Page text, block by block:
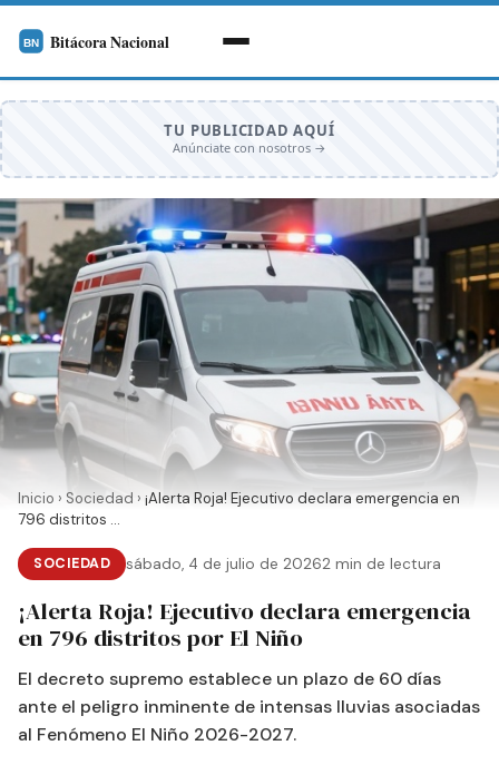
TU PUBLICIDAD AQUÍ
Anúnciate con nosotros →
Inicio › Sociedad › ¡Alerta Roja! Ejecutivo declara emergencia en
796 distritos ...
SOCIEDAD sábado, 4 de julio de 20262 min de lectura
¡Alerta Roja! Ejecutivo declara emergencia
en 796 distritos por El Niño
El decreto supremo establece un plazo de 60 días
ante el peligro inminente de intensas lluvias asociadas
al Fenómeno El Niño 2026-2027.